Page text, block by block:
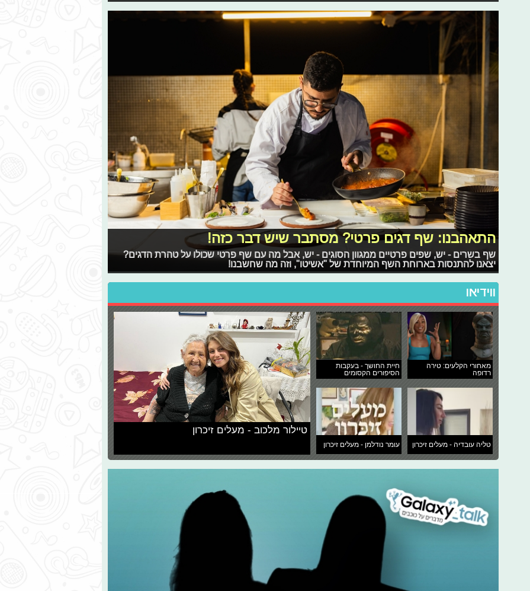
התאהבנו: שף דגים פרטי? מסתבר שיש דבר כזה!
שף בשרים - יש, שפים פרטיים ממגוון הסוגים - יש, אבל מה עם שף פרטי שכולו על טהרת הדגים?
יצאנו להתנסות בארוחת השף המיוחדת של "אשיטו", וזה מה שחשבנו!
ווידיאו
מאחורי הקלעים: טירה
רדופה
חיית החושך - בעקבות
הסיפורים הקסומים
טליה עובדיה - מעלים זיכרון עומר נודלמן - מעלים זיכרון
טיילור מלכוב - מעלים זיכרון